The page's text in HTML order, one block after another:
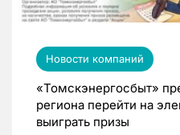
Новости компаний
«Томскэнергосбыт»
региона перейти на
выиграть призы